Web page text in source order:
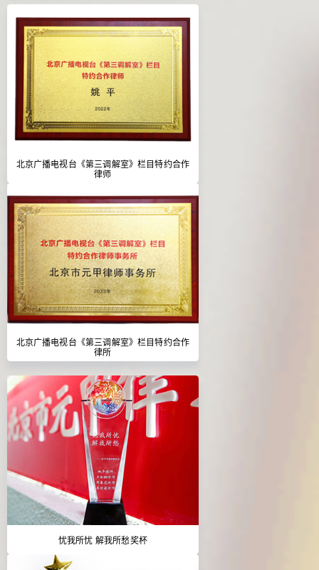
北京广播电视台《第三调解室》栏目特约合作
律师
北京广播电视台《第三调解室》栏目特约合作
律所
忧我所忧 解我所愁奖杯